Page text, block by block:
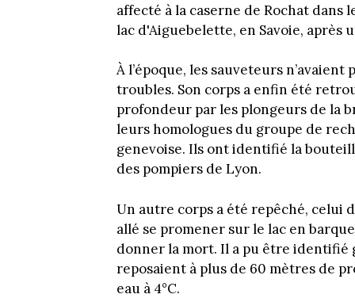
affecté à la caserne de Rochat dans
lac d'Aiguebelette, en Savoie, après
À l’époque, les sauveteurs
troubles. Son corps a enfin été
profondeur par les plongeurs de la
leurs homologues du groupe de
genevoise. Ils ont identifié la
des pompiers de Lyon.
Un autre corps a été repêché, celui
allé se promener sur le lac en
donner la mort. Il a pu être identifié
reposaient à plus de 60 mètres de
eau à 4°C.